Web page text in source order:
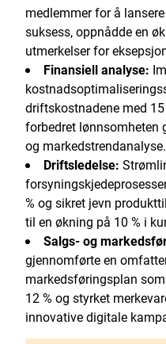
medlemmer for å
suksess, oppnådde en
utmerkelser for
Finansiell analyse:
driftskostnadene med
forbedret lønnsomheten
og markedstrendanalyse.
Driftsledelse:
% og sikret jevn
til en økning på 10 % i
Salgs- og
gjennomførte en
markedsføringsplan
12 % og styrket
innovative digitale